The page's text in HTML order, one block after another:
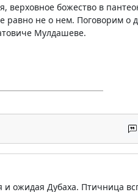
верховное божество в
равно не о нем. Поговорим о
Мулдашеве.
ожидая Дубаха. Птичница